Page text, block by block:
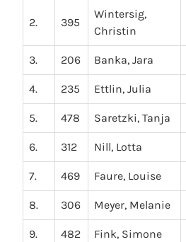
2. 395
Wintersig,
Christin
3. 206 Banka, Jara
4. 235 Ettlin, Julia
5. 478 Saretzki, Tanja
6. 312 Nill, Lotta
7. 469 Faure, Louise
8. 306 Meyer, Melanie
9. 482 Fink, Simone